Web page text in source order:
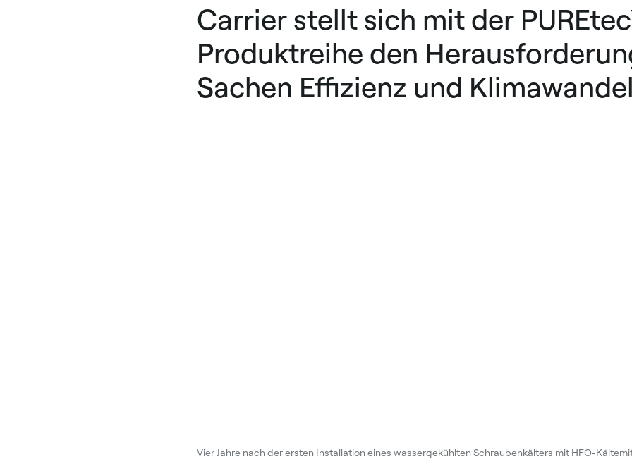
Carrier stellt sich mit der
Produktreihe den
Sachen Effizienz und
Vier Jahre nach der ersten Installation eines wassergekühlten Schraubenkälters mit HFO-